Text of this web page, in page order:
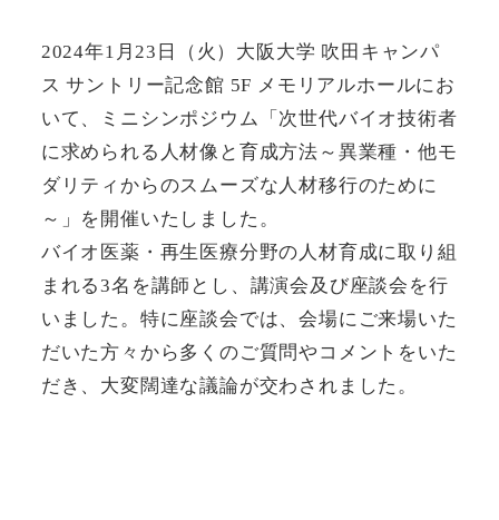
2024年1月23日（火）大阪大学 吹田キャンパ
ス サントリー記念館 5F メモリアルホールにお
いて、ミニシンポジウム「次世代バイオ技術者
に求められる人材像と育成方法～異業種・他モ
ダリティからのスムーズな人材移行のために
～」を開催いたしました。
バイオ医薬・再生医療分野の人材育成に取り組
まれる3名を講師とし、講演会及び座談会を行
いました。特に座談会では、会場にご来場いた
だいた方々から多くのご質問やコメントをいた
だき、大変闊達な議論が交わされました。